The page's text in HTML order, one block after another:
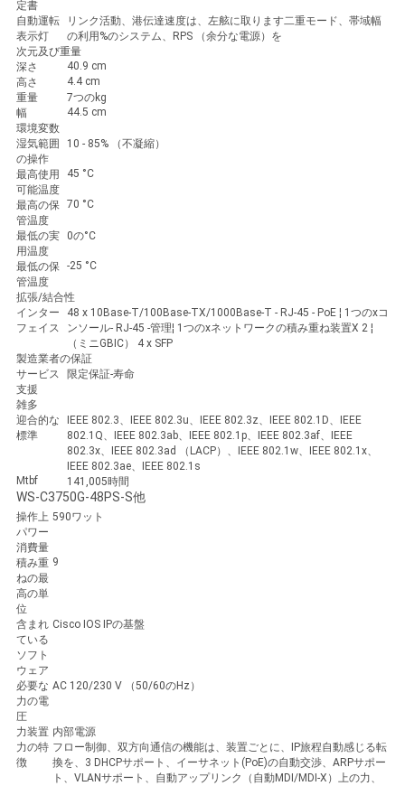
ー
定書
自動運転
表示灯
リンク活動、港伝達速度は、左舷に取ります二重モード、帯域幅
の利用%のシステム、RPS （余分な電源）を
次元及び重量
深さ
40.9 cm
高さ
4.4 cm
重量
7つのkg
幅
44.5 cm
環境変数
湿気範囲
の操作
10 - 85% （不凝縮）
最高使用
可能温度
45 °C
最高の保
管温度
70 °C
最低の実
用温度
0の°C
最低の保
管温度
-25 °C
拡張/結合性
インター
フェイス
48 x 10Base-T/100Base-TX/1000Base-T - RJ-45 - PoE ¦ 1つのxコ
ンソール- RJ-45 -管理¦ 1つのxネットワークの積み重ね装置X 2 ¦
（ミニGBIC） 4 x SFP
製造業者の保証
サービス
支援
限定保証-寿命
雑多
迎合的な
標準
IEEE 802.3、IEEE 802.3u、IEEE 802.3z、IEEE 802.1D、IEEE
802.1Q、IEEE 802.3ab、IEEE 802.1p、IEEE 802.3af、IEEE
802.3x、IEEE 802.3ad （LACP）、IEEE 802.1w、IEEE 802.1x、
IEEE 802.3ae、IEEE 802.1s
Mtbf
141,005時間
WS-C3750G-48PS-S他
操作上
パワー
消費量
590ワット
積み重
ねの最
高の単
位
9
含まれ
ている
ソフト
ウェア
Cisco IOS IPの基盤
必要な
力の電
圧
AC 120/230 V （50/60のHz）
力装置 内部電源
力の特
徴
フロー制御、双方向通信の機能は、装置ごとに、IP旅程自動感じる転
換を、3 DHCPサポート、イーサネット(PoE)の自動交渉、ARPサポー
ト、VLANサポート、自動アップリンク（自動MDI/MDI-X）上の力、